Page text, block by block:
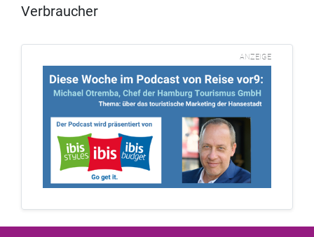
Verbraucher
ANZEIGE